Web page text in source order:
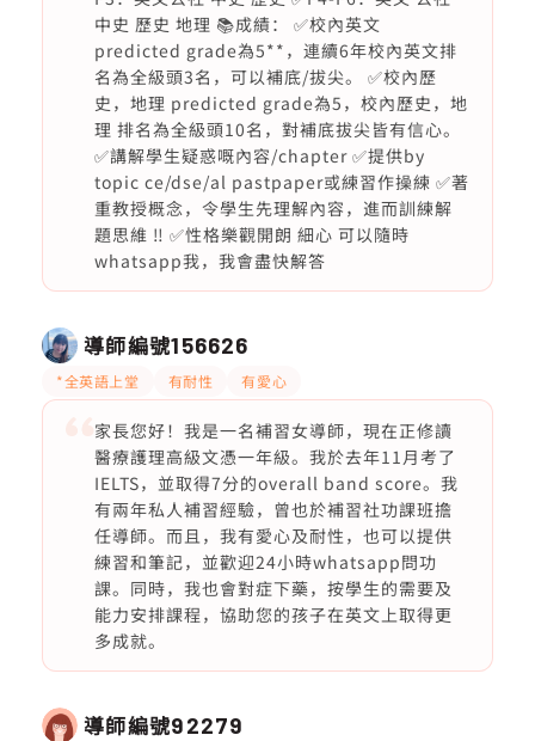
中史 歷史 地理 📚成績： ✅校內英文
predicted grade為5**，連續6年校內英文排
名為全級頭3名，可以補底/拔尖。 ✅校內歷
史，地理 predicted grade為5，校內歷史，地
理 排名為全級頭10名，對補底拔尖皆有信心。
✅講解學生疑惑嘅內容/chapter ✅提供by
topic ce/dse/al pastpaper或練習作操練 ✅著
重教授概念，令學生先理解內容，進而訓練解
題思維 ‼️ ✅性格樂觀開朗 細心 可以隨時
whatsapp我，我會盡快解答
導師編號156626
*全英語上堂 有耐性 有愛心
家長您好！我是一名補習女導師，現在正修讀
醫療護理高級文憑一年級。我於去年11月考了
IELTS，並取得7分的overall band score。我
有兩年私人補習經驗，曾也於補習社功課班擔
任導師。而且，我有愛心及耐性，也可以提供
練習和筆記，並歡迎24小時whatsapp問功
課。同時，我也會對症下藥，按學生的需要及
能力安排課程，協助您的孩子在英文上取得更
多成就。
導師編號92279